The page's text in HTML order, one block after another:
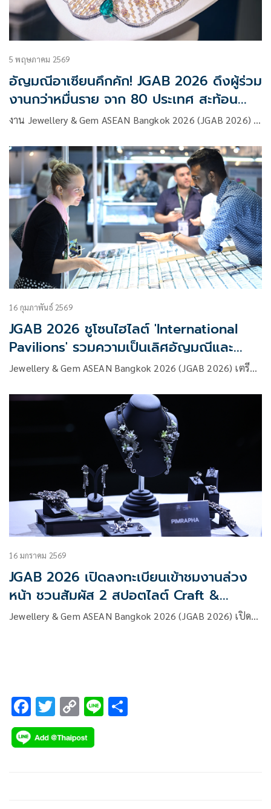
5 พฤษภาคม 2569
อัญมณีอาเซียนคึกคัก! JGAB 2026 ดึงผู้ร่วม
งานกว่าหมื่นราย จาก 80 ประเทศ สะท้อน
ดีมานด์โลกพุ่ง
งาน Jewellery & Gem ASEAN Bangkok 2026 (JGAB 2026) …
16 กุมภาพันธ์ 2569
JGAB 2026 ชูโซนไฮไลต์ 'International
Pavilions' รวมความเป็นเลิศอัญมณีและ
เครื่องประดับ พร้อมเปิดฟีเจอร์ใหม่ 'Gold
Jewellery & Gem ASEAN Bangkok 2026 (JGAB 2026) เตรี…
16 มกราคม 2569
JGAB 2026 เปิดลงทะเบียนเข้าชมงานล่วง
หน้า ชวนสัมผัส 2 สปอตไลต์ Craft &
Design ที่เดียวในโลก
Jewellery & Gem ASEAN Bangkok 2026 (JGAB 2026) เปิด…
F
ac
e
T
wi
tt
C
o
p
Li